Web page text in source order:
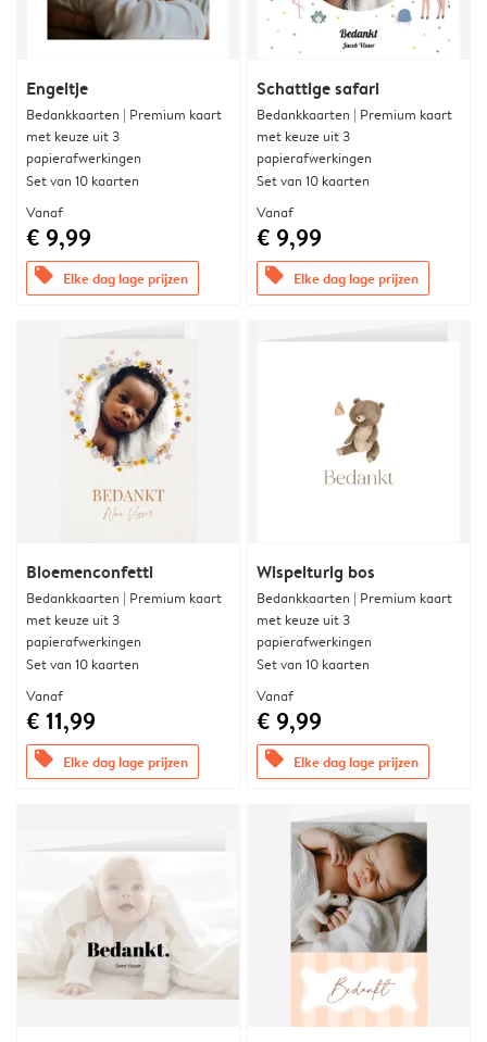
Engeltje
Bedankkaarten | Premium kaart
met keuze uit 3
papierafwerkingen
Set van 10 kaarten
Vanaf
€ 9,99
offers Elke dag lage prijzen
Schattige safari
Bedankkaarten | Premium kaart
met keuze uit 3
papierafwerkingen
Set van 10 kaarten
Vanaf
€ 9,99
offers Elke dag lage prijzen
Bloemenconfetti
Bedankkaarten | Premium kaart
met keuze uit 3
papierafwerkingen
Set van 10 kaarten
Vanaf
€ 11,99
offers Elke dag lage prijzen
Wispelturig bos
Bedankkaarten | Premium kaart
met keuze uit 3
papierafwerkingen
Set van 10 kaarten
Vanaf
€ 9,99
offers Elke dag lage prijzen